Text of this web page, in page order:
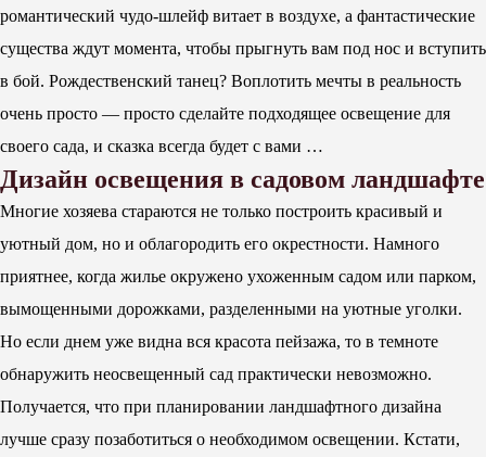
романтический чудо-шлейф витает в воздухе, а фантастические
существа ждут момента, чтобы прыгнуть вам под нос и вступить
в бой. Рождественский танец? Воплотить мечты в реальность
очень просто — просто сделайте подходящее освещение для
своего сада, и сказка всегда будет с вами …
Дизайн освещения в садовом ландшафте
Многие хозяева стараются не только построить красивый и
уютный дом, но и облагородить его окрестности. Намного
приятнее, когда жилье окружено ухоженным садом или парком,
вымощенными дорожками, разделенными на уютные уголки.
Но если днем ​​уже видна вся красота пейзажа, то в темноте
обнаружить неосвещенный сад практически невозможно.
Получается, что при планировании ландшафтного дизайна
лучше сразу позаботиться о необходимом освещении. Кстати,